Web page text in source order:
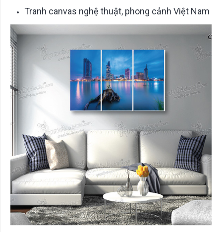
Tranh canvas nghệ thuật, phong cảnh Việt Nam